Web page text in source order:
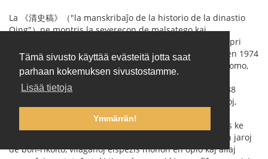
Tämä sivusto käyttää evästeitä jotta saat
parhaan kokemuksen sivustostamme.
Lisää tietoja
Ymmärrän!
La 《清史稿》（"la manskribaĵo de la historio de la dinastio
Qing"）ne montris la severecon de malsatego kaj
kanibalismo. Tamen aliaj dokumentoj suplikis detalojn pri
kanibalismo dum 1874-1877. Unu arkeologiista teamo en 1974
hazarde trovis ŝtonmonumentaĵo en muro de iu olda domo,
en kiu oni registris teruran situacion de farmistoj dum
sekego. Antaŭ sekego, la vilaĝo havis 51 familiojn kaj 188
personojn. Post tio, nur restis 17 familioj kaj 35 personoj,
perdiĝis 70 % da populacio, pro malsatego. Por travivi,
gepatroj manĝis gefilojn. La oldulo en la vilaĝo admonis ke
homoj ne preparis por naturaj katastrofoj. Li diris ke en jaroj
de bon-rikolto, vilaĝanoj elspezis monon en opio kaj aliaj